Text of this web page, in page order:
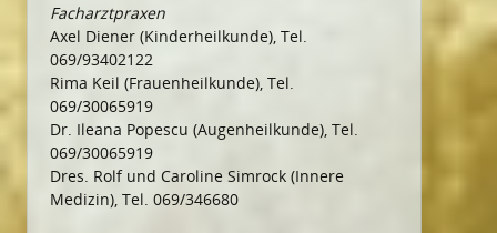
Facharztpraxen
Axel Diener (Kinderheilkunde), Tel.
069/93402122
Rima Keil (Frauenheilkunde), Tel.
069/30065919
Dr. Ileana Popescu (Augenheilkunde), Tel.
069/30065919
Dres. Rolf und Caroline Simrock (Innere
Medizin), Tel. 069/346680